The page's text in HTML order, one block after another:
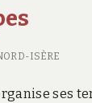
ISÈRE
ses